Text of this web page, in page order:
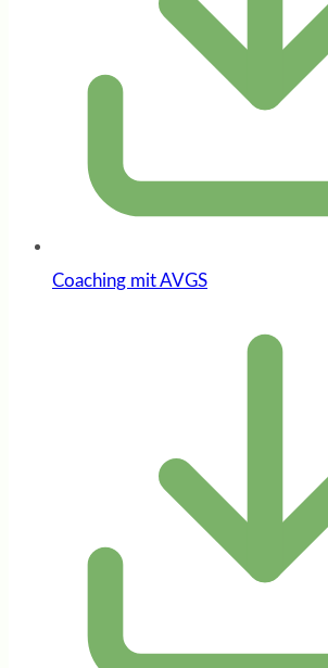
Coaching mit AVGS